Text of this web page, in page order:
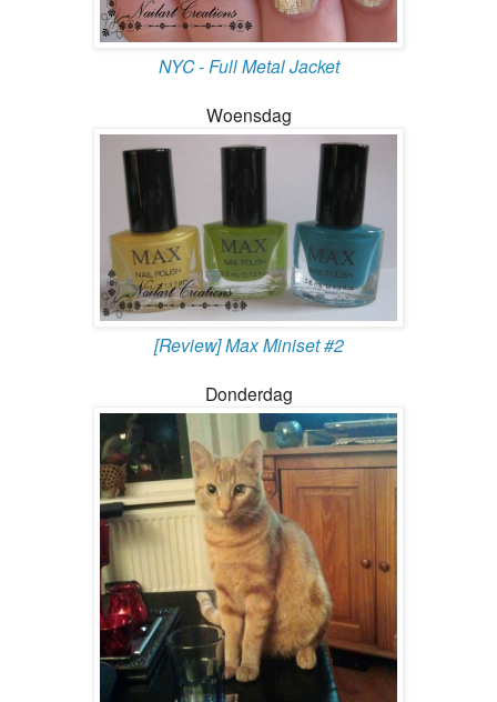
NYC - Full Metal Jacket
Woensdag
[Review] Max Miniset #2
Donderdag